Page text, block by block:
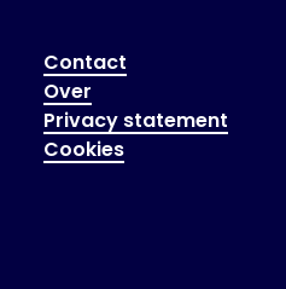
Contact
Over
Privacy statement
Cookies